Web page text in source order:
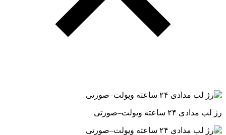
رژ لب مدادی ۲۴ ساعته ویولت–صورتی